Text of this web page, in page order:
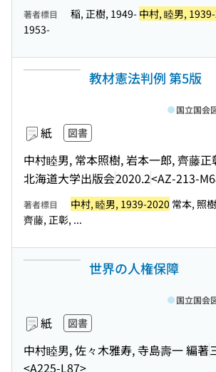
著者標目 稲, 正樹, 1949- 中村, 睦男,
1953-
教材憲法判例 第5版
紙 図書
中村睦男, 常本照樹, 岩本一郎, 齊藤正
北海道大学出版会2020.2<AZ-213-
国立国会
著者標目 中村, 睦男, 1939-2020 常本, 照
齊藤, 正彰, ...
世界の人権保障
紙 図書
中村睦男, 佐々木雅寿, 寺島壽一 編著
<A225-L87>
国立国会